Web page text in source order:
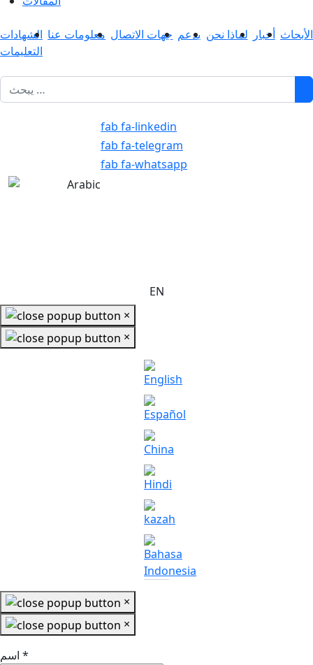
الشهادات معلومات عنا جهات الاتصال يدعم لماذا نحن أخبار الأبحاث
التعليمات
1
fab fa-linkedin
fab fa-telegram
fab fa-whatsapp
EN
×
×
×
×
*